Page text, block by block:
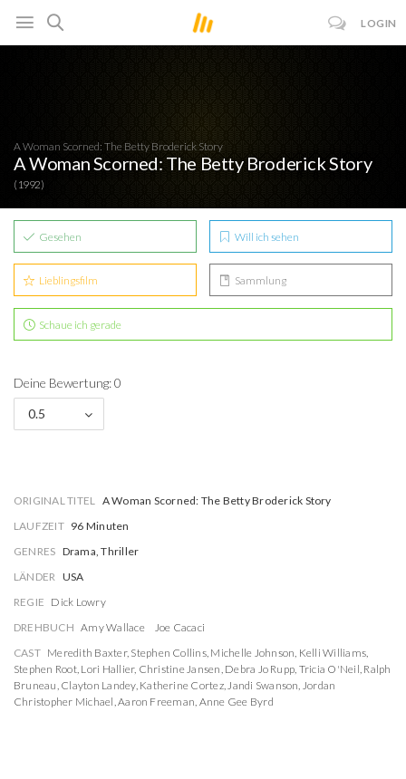
LOGIN
A Woman Scorned: The Betty Broderick Story
A Woman Scorned: The Betty Broderick Story
(1992)
Gesehen Will ich sehen
Lieblingsfilm Sammlung
Schaue ich gerade
Deine Bewertung: 0
0.5
ORIGINAL TITEL A Woman Scorned: The Betty Broderick Story
LAUFZEIT 96 Minuten
GENRES Drama, Thriller
LÄNDER USA
REGIE Dick Lowry
DREHBUCH Amy Wallace
Joe Cacaci
CAST Meredith Baxter, Stephen Collins, Michelle Johnson, Kelli Williams,
Stephen Root, Lori Hallier, Christine Jansen, Debra Jo Rupp, Tricia O'Neil, Ralph
Bruneau, Clayton Landey, Katherine Cortez,Jandi Swanson, Jordan
Christopher Michael,Aaron Freeman, Anne Gee Byrd